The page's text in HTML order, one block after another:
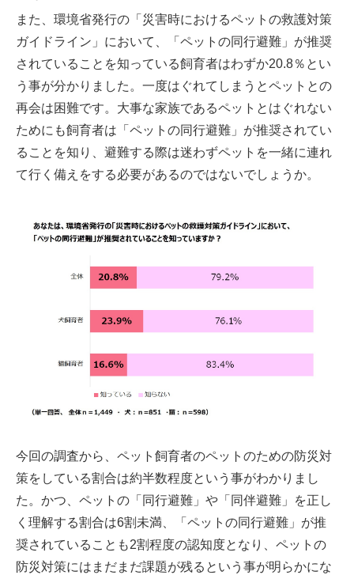
また、環境省発行の「災害時におけるペットの救護対策
ガイドライン」において、「ペットの同行避難」が推奨
されていることを知っている飼育者はわずか20.8％とい
う事が分かりました。一度はぐれてしまうとペットとの
再会は困難です。大事な家族であるペットとはぐれない
ためにも飼育者は「ペットの同行避難」が推奨されてい
ることを知り、避難する際は迷わずペットを一緒に連れ
て行く備えをする必要があるのではないでしょうか。
今回の調査から、ペット飼育者のペットのための防災対
策をしている割合は約半数程度という事がわかりまし
た。かつ、ペットの「同行避難」や「同伴避難」を正し
く理解する割合は6割未満、「ペットの同行避難」が推
奨されていることも2割程度の認知度となり、ペットの
防災対策にはまだまだ課題が残るという事が明らかにな